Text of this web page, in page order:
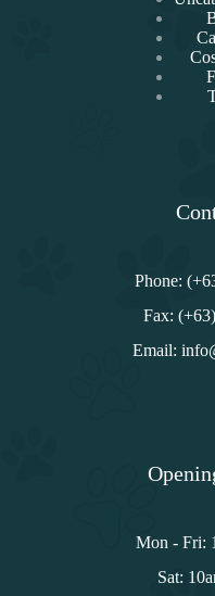
Phone:
Fax:
Email:
Mon - Fri:
Sat: